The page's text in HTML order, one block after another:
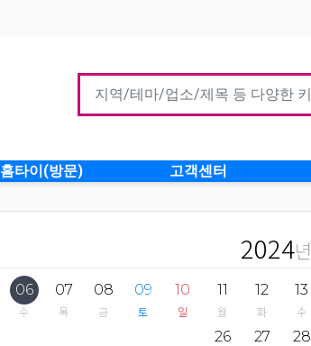
홈타이(방문) 고객센터
2024년
06
수
07
목
08
금
09
토
10
일
11
월
12
화
13
수
26 27 28